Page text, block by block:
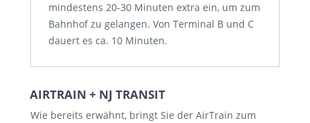
mindestens 20-30 Minuten extra ein, um zum
Bahnhof zu gelangen. Von Terminal B und C
dauert es ca. 10 Minuten.
AIRTRAIN + NJ TRANSIT
Wie bereits erwähnt, bringt Sie der AirTrain zum